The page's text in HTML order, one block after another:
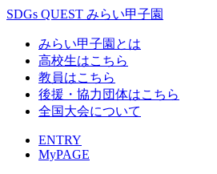
SDGs QUEST みらい甲子園
みらい甲子園とは
高校生はこちら
教員はこちら
後援・協力団体はこちら
全国大会について
ENTRY
MyPAGE